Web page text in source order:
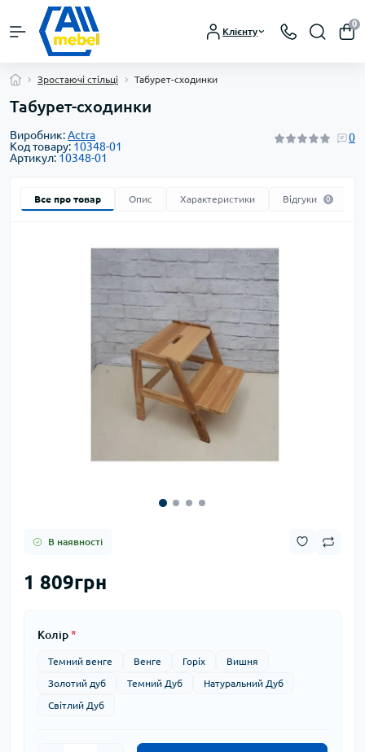
Клієнту
0
Зростаючі стільці Табурет-сходинки
Табурет-сходинки
Виробник:Actra
Код товару: 10348-01
Артикул: 10348-01
0
Все про товар Опис Характеристики Відгуки 0
В наявності
1 809грн
Колір*
Темний венге Венге Горіх Вишня
Золотий дуб Темний Дуб Натуральний Дуб
Світлий Дуб